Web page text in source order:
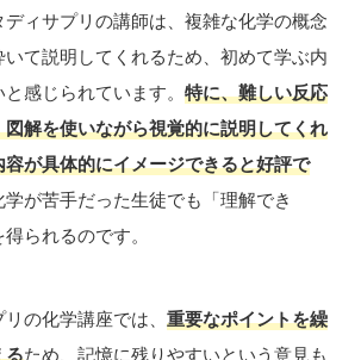
ディサプリの講師は、複雑な化学の概念
て説明してくれるため、初めて学ぶ内
感じられています。 特に、難しい反応
解を使いながら視覚的に説明してくれ
が具体的にイメージできると好評で
が苦手だった生徒でも「理解でき
られるのです。
の化学講座では、 重要なポイントを繰
るため、記憶に残りやすいという意見も